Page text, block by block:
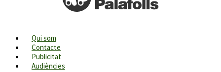
Qui som
Contacte
Publicitat
Audiències